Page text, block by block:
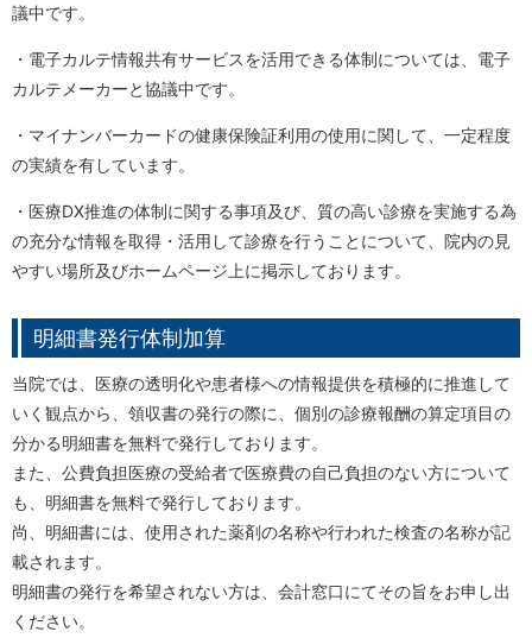
議中です。
・電子カルテ情報共有サービスを活用できる体制については、電子
カルテメーカーと協議中です。
・マイナンバーカードの健康保険証利用の使用に関して、一定程度
の実績を有しています。
・医療DX推進の体制に関する事項及び、質の高い診療を実施する為
の充分な情報を取得・活用して診療を行うことについて、院内の見
やすい場所及びホームページ上に掲示しております。
明細書発行体制加算
当院では、医療の透明化や患者様への情報提供を積極的に推進して
いく観点から、領収書の発行の際に、個別の診療報酬の算定項目の
分かる明細書を無料で発行しております。
また、公費負担医療の受給者で医療費の自己負担のない方について
も、明細書を無料で発行しております。
尚、明細書には、使用された薬剤の名称や行われた検査の名称が記
載されます。
明細書の発行を希望されない方は、会計窓口にてその旨をお申し出
ください。